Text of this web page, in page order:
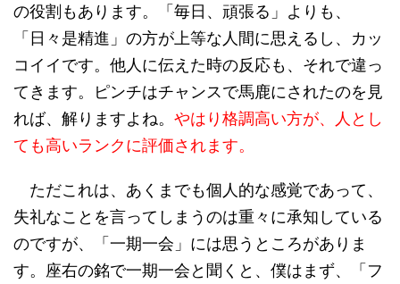
の役割もあります。「毎日、頑張る」よりも、
「日々是精進」の方が上等な人間に思えるし、カッ
コイイです。他人に伝えた時の反応も、それで違っ
てきます。ピンチはチャンスで馬鹿にされたのを見
れば、解りますよね。 やはり格調高い方が、人とし
ても高いランクに評価されます。
ただこれは、あくまでも個人的な感覚であって、
失礼なことを言ってしまうのは重々に承知している
のですが、「一期一会」には思うところがありま
す。座右の銘で一期一会と聞くと、僕はまず、「フ